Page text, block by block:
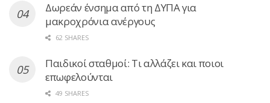
Δωρεάν ένσημα από τη ΔΥΠΑ για
μακροχρόνια ανέργους
62 SHARES
Παιδικοί σταθμοί: Τι αλλάζει και ποιοι
επωφελούνται
49 SHARES